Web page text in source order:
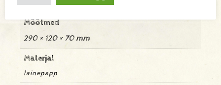
0,042 kg
Mõõtmed
290 × 120 × 70 mm
Materjal
lainepapp